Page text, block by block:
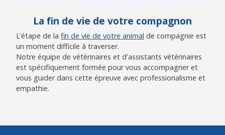
La fin de vie de votre compagnon
L’étape de la fin de vie de votre animal de compagnie est
un moment difficile à traverser.
Notre équipe de vétérinaires et d'assistants vétérinaires
est spécifiquement formée pour vous accompagner et
vous guider dans cette épreuve avec professionalisme et
empathie.